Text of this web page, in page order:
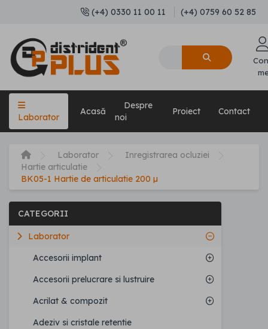
(+4) 0330 11 00 11 (+4) 0759 60 52 85
Laborator
Acasă
Despre
noi
Proiect Contact
Laborator
Inregistrarea ocluziei
Hartie articulatie
BK05-1 Hartie de articulatie 200 µ
CATEGORII
Laborator
Accesorii implant
Accesorii prelucrare si lustruire
Acrilat & compozit
Adeziv si cristale retentie